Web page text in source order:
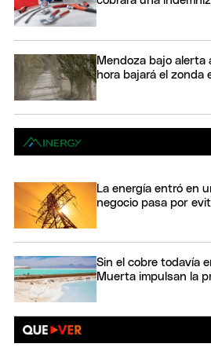
Mendoza bajo alerta
hora bajará el zonda
La energía entró en
negocio pasa por
Sin el cobre todavía
Muerta impulsan la